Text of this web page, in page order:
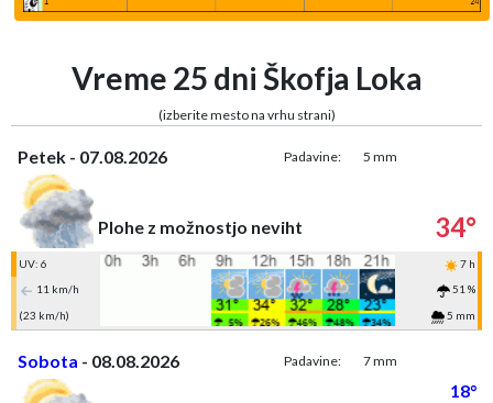
Vreme 25 dni Škofja Loka
(izberite mesto na vrhu strani)
Petek - 07.08.2026 Padavine: 5 mm
Plohe z možnostjo neviht 34°
UV: 6
7 h
11 km/h
51 %
(23 km/h)
5 mm
Sobota - 08.08.2026 Padavine: 7 mm
18°